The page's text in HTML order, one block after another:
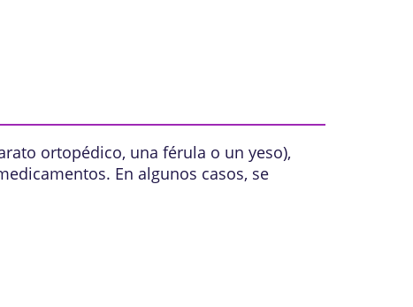
ortopédico, una férula o un yeso),
En algunos casos, se